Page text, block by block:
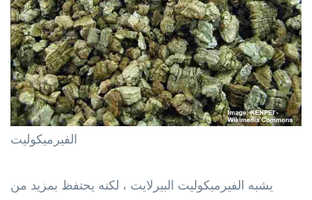
الفيرميكوليت
يشبه الفيرميكوليت البيرلايت ، لكنه يحتفظ بمزيد من